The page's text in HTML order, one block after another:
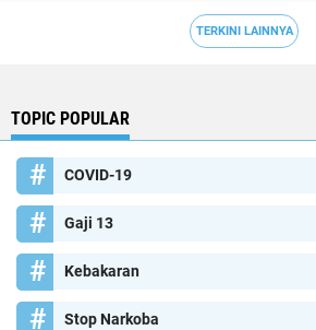
TERKINI LAINNYA
TOPIC POPULAR
COVID-19
Gaji 13
Kebakaran
Stop Narkoba